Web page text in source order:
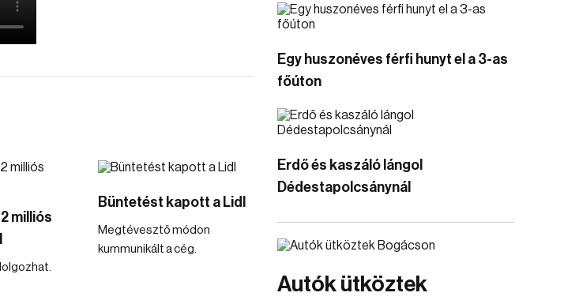
milliós
Büntetést kapott a Lidl
Megtévesztő módon
kummunikált a cég.
Egy huszonéves férfi hunyt el a 3-as
főúton
Erdő és kaszáló lángol
Dédestapolcsánynál
Autók ütköztek